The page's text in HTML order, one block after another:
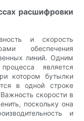
расшифровки
и скорость
обеспечения
линий. Одним
является
котором бутылки
в одной строке
скорости в
поскольку она
и